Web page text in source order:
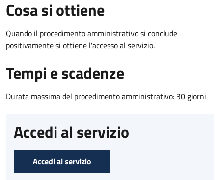
Cosa si ottiene
Quando il procedimento amministrativo si conclude
positivamente si ottiene l'accesso al servizio.
Tempi e scadenze
Durata massima del procedimento amministrativo: 30 giorni
Accedi al servizio
Accedi al servizio